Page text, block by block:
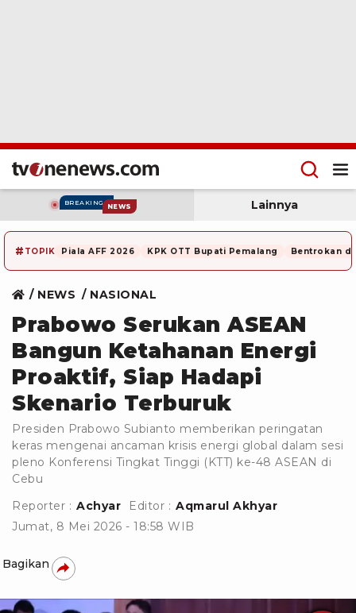
BREAKING NEWS Lainnya
# TOPIK Piala AFF 2026 KPK OTT Bupati Pemalang Bentrokan di
NEWS NASIONAL
Prabowo Serukan ASEAN
Bangun Ketahanan Energi
Proaktif, Siap Hadapi
Skenario Terburuk
Presiden Prabowo Subianto memberikan peringatan
keras mengenai ancaman krisis energi global dalam sesi
pleno Konferensi Tingkat Tinggi (KTT) ke-48 ASEAN di
Cebu
Reporter : Achyar Editor : Aqmarul Akhyar
Jumat, 8 Mei 2026 - 18:58 WIB
Bagikan